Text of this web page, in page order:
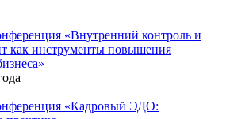
«Внутренний контроль и
как инструменты повышения
«Кадровый ЭДО: